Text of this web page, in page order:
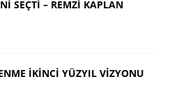
SEÇTİ – REMZİ KAPLAN
İKİNCİ YÜZYIL VİZYONU